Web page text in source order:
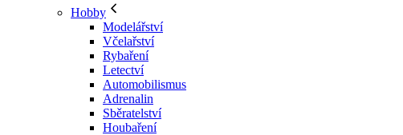
Hobby
Modelářství
Včelařství
Rybaření
Letectví
Automobilismus
Adrenalin
Sběratelství
Houbaření